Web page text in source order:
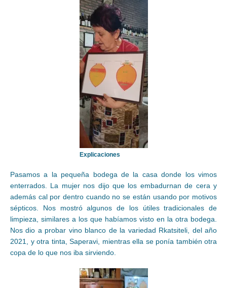
Explicaciones
Pasamos a la pequeña bodega de la casa donde los vimos
enterrados. La mujer nos dijo que los embadurnan de cera y
además cal por dentro cuando no se están usando por motivos
sépticos. Nos mostró algunos de los útiles tradicionales de
limpieza, similares a los que habíamos visto en la otra bodega.
Nos dio a probar vino blanco de la variedad Rkatsiteli, del año
2021, y otra tinta, Saperavi, mientras ella se ponía también otra
copa de lo que nos iba sirviendo.